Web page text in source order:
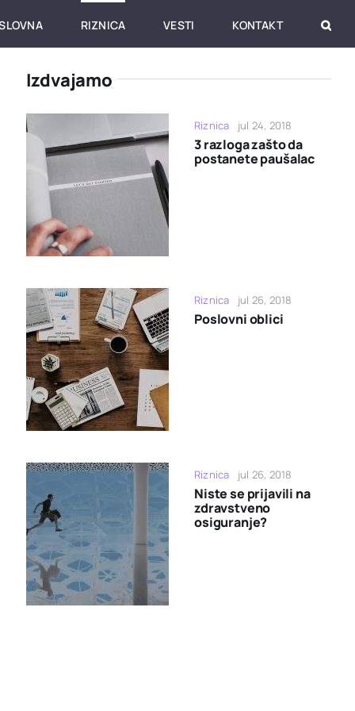
RIZNICA VESTI KONTAKT
Izdvajamo
Riznica jul 24, 2018
3 razloga zašto da
postanete paušalac
Riznica jul 26, 2018
Poslovni oblici
Riznica jul 26, 2018
Niste se prijavili na
zdravstveno
osiguranje?